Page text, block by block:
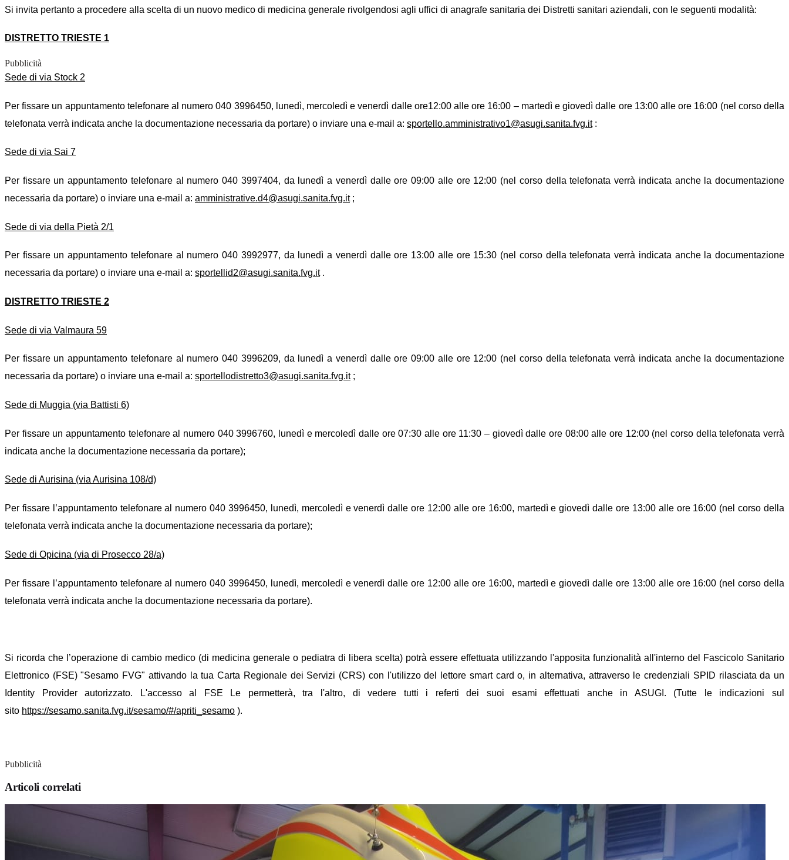
Si invita pertanto a procedere alla scelta di un nuovo medico di medicina generale rivolgendosi agli uffici di anagrafe sanitaria dei Distretti sanitari aziendali, con le seguenti modalità:
DISTRETTO TRIESTE 1
Pubblicità
Sede di via Stock 2
Per fissare un appuntamento telefonare al numero 040 3996450, lunedì, mercoledì e venerdì dalle ore12:00 alle ore 16:00 – martedì e giovedì dalle ore 13:00 alle ore 16:00 (nel corso della
telefonata verrà indicata anche la documentazione necessaria da portare) o inviare una e-mail a: sportello.amministrativo1@asugi.sanita.fvg.it:
Sede di via Sai 7
Per fissare un appuntamento telefonare al numero 040 3997404, da lunedì a venerdì dalle ore 09:00 alle ore 12:00 (nel corso della telefonata verrà indicata anche la documentazione
necessaria da portare) o inviare una e-mail a: amministrative.d4@asugi.sanita.fvg.it;
Sede di via della Pietà 2/1
Per fissare un appuntamento telefonare al numero 040 3992977, da lunedì a venerdì dalle ore 13:00 alle ore 15:30 (nel corso della telefonata verrà indicata anche la documentazione
necessaria da portare) o inviare una e-mail a: sportellid2@asugi.sanita.fvg.it.
DISTRETTO TRIESTE 2
Sede di via Valmaura 59
Per fissare un appuntamento telefonare al numero 040 3996209, da lunedì a venerdì dalle ore 09:00 alle ore 12:00 (nel corso della telefonata verrà indicata anche la documentazione
necessaria da portare) o inviare una e-mail a: sportellodistretto3@asugi.sanita.fvg.it;
Sede di Muggia (via Battisti 6)
Per fissare un appuntamento telefonare al numero 040 3996760, lunedì e mercoledì dalle ore 07:30 alle ore 11:30 – giovedì dalle ore 08:00 alle ore 12:00 (nel corso della telefonata verrà
indicata anche la documentazione necessaria da portare);
Sede di Aurisina (via Aurisina 108/d)
Per fissare l’appuntamento telefonare al numero 040 3996450, lunedì, mercoledì e venerdì dalle ore 12:00 alle ore 16:00, martedì e giovedì dalle ore 13:00 alle ore 16:00 (nel corso della
telefonata verrà indicata anche la documentazione necessaria da portare);
Sede di Opicina (via di Prosecco 28/a)
Per fissare l’appuntamento telefonare al numero 040 3996450, lunedì, mercoledì e venerdì dalle ore 12:00 alle ore 16:00, martedì e giovedì dalle ore 13:00 alle ore 16:00 (nel corso della
telefonata verrà indicata anche la documentazione necessaria da portare).
Si ricorda che l’operazione di cambio medico (di medicina generale o pediatra di libera scelta) potrà essere effettuata utilizzando l'apposita funzionalità all'interno del Fascicolo Sanitario
Elettronico (FSE) "Sesamo FVG" attivando la tua Carta Regionale dei Servizi (CRS) con l'utilizzo del lettore smart card o, in alternativa, attraverso le credenziali SPID rilasciata da un
Identity Provider autorizzato. L'accesso al FSE Le permetterà, tra l'altro, di vedere tutti i referti dei suoi esami effettuati anche in ASUGI. (Tutte le indicazioni sul
sito https://sesamo.sanita.fvg.it/sesamo/#/apriti_sesamo ).
Pubblicità
Articoli correlati